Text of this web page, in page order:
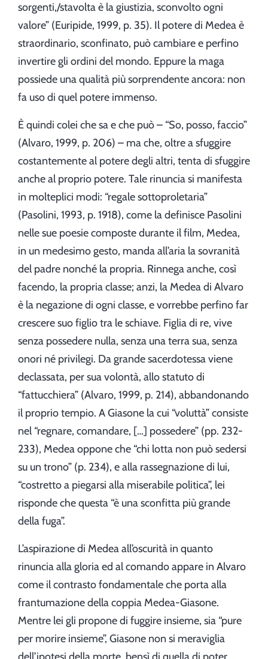
sorgenti,/stavolta è la giustizia, sconvolto ogni
valore” (Euripide, 1999, p. 35). Il potere di Medea è
straordinario, sconfinato, può cambiare e perfino
invertire gli ordini del mondo. Eppure la maga
possiede una qualità più sorprendente ancora: non
fa uso di quel potere immenso.
È quindi colei che sa e che può – “So, posso, faccio”
(Alvaro, 1999, p. 206) – ma che, oltre a sfuggire
costantemente al potere degli altri, tenta di sfuggire
anche al proprio potere. Tale rinuncia si manifesta
in molteplici modi: “regale sottoproletaria”
(Pasolini, 1993, p. 1918), come la definisce Pasolini
nelle sue poesie composte durante il film, Medea,
in un medesimo gesto, manda all’aria la sovranità
del padre nonché la propria. Rinnega anche, così
facendo, la propria classe; anzi, la Medea di Alvaro
è la negazione di ogni classe, e vorrebbe perfino far
crescere suo figlio tra le schiave. Figlia di re, vive
senza possedere nulla, senza una terra sua, senza
onori né privilegi. Da grande sacerdotessa viene
declassata, per sua volontà, allo statuto di
“fattucchiera” (Alvaro, 1999, p. 214), abbandonando
il proprio tempio. A Giasone la cui “voluttà” consiste
nel “regnare, comandare, […] possedere” (pp. 232-
233), Medea oppone che “chi lotta non può sedersi
su un trono” (p. 234), e alla rassegnazione di lui,
“costretto a piegarsi alla miserabile politica”, lei
risponde che questa “è una sconfitta più grande
della fuga”.
L’aspirazione di Medea all’oscurità in quanto
rinuncia alla gloria ed al comando appare in Alvaro
come il contrasto fondamentale che porta alla
frantumazione della coppia Medea-Giasone.
Mentre lei gli propone di fuggire insieme, sia “pure
per morire insieme”, Giasone non si meraviglia